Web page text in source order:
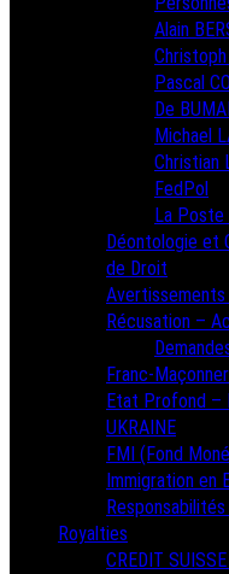
Alain
Christoph
Pascal
De
Michael
Christian
FedPol
La Poste
Déontologie et
de Droit
Récusation –
Franc-
Etat Profond –
UKRAINE
FMI (Fond
Immigration en
Royalties
CREDIT